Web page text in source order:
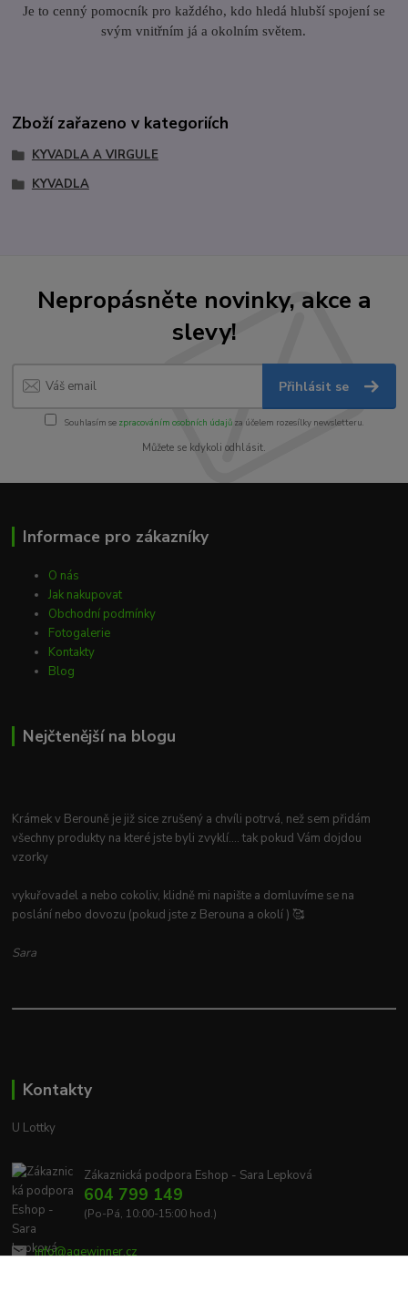
Je to cenný pomocník pro každého, kdo hledá hlubší spojení se
svým vnitřním já a okolním světem.
Zboží zařazeno v kategoriích
KYVADLA A VIRGULE
KYVADLA
Nepropásněte novinky, akce a
slevy!
Přihlásit se
Souhlasím se zpracováním osobních údajůza účelem rozesílky newsletteru.
Můžete se kdykoli odhlásit.
Informace pro zákazníky
O nás
Jak nakupovat
Obchodní podmínky
Fotogalerie
Kontakty
Blog
Nejčtenější na blogu
Krámek v Berouně je již sice zrušený a chvíli potrvá, než sem přidám
všechny produkty na které jste byli zvyklí.... tak pokud Vám dojdou
vzorky
vykuřovadel a nebo cokoliv, klidně mi napište a domluvíme se na
poslání nebo dovozu (pokud jste z Berouna a okolí ) 🥰
Sara
Kontakty
U Lottky
Zákaznická podpora Eshop - Sara Lepková
604 799 149
(Po-Pá, 10:00-15:00 hod.)
info@agewinner.cz